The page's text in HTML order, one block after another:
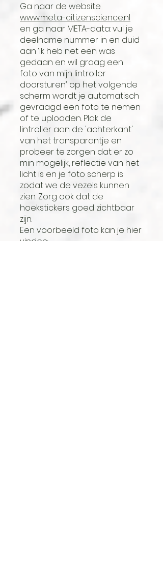
Ga naar de website
www.meta-citizenscience.nl
en ga naar META-data: vul je
deelname nummer in en duid
aan ‘ik heb net een was
gedaan en wil graag een
foto van mijn lintroller
doorsturen’: op het volgende
scherm wordt je automatisch
gevraagd een foto te nemen
of te uploaden. Plak de
lintroller aan de 'achterkant'
van het transparantje en
probeer te zorgen dat er zo
min mogelijk, reflectie van het
licht is en je foto scherp is
zodat we de vezels kunnen
zien. Zorg ook dat de
hoekstickers goed zichtbaar
zijn.
Een voorbeeld foto kan je hier
vinden: